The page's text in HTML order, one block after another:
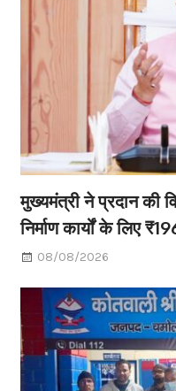
मुख्यमंत्री ने प्रदान की
निर्माण कार्यों के लिए
08/08/2026